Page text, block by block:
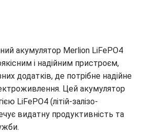
акумулятор Merlion LiFePO4
і надійним пристроєм,
додатків, де потрібне надійне
Цей акумулятор
LiFePO4 (літій-залізо-
видатну продуктивність та